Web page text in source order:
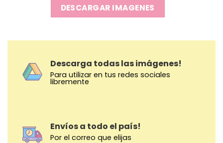
DESCARGAR IMAGENES
Descarga todas las imágenes!
Para utilizar en tus redes sociales
libremente
Envíos a todo el país!
Por el correo que elijas